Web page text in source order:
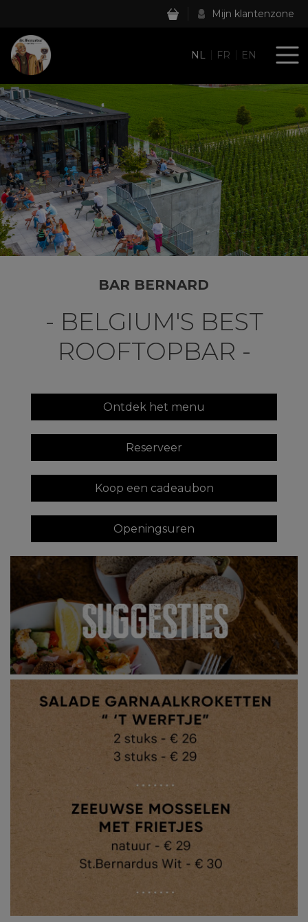
Mijn klantenzone
NL FR EN
BAR BERNARD
- BELGIUM'S BEST
ROOFTOPBAR -
Ontdek het menu
Reserveer
Koop een cadeaubon
Openingsuren